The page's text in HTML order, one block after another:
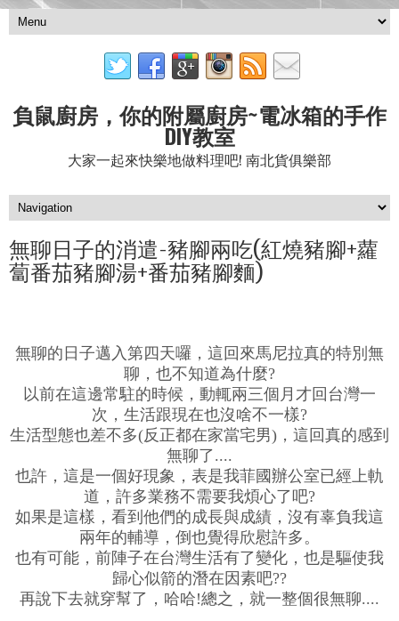
負鼠廚房，你的附屬廚房~電冰箱的手作
DIY教室
大家一起來快樂地做料理吧! 南北貨俱樂部
無聊日子的消遣-豬腳兩吃(紅燒豬腳+蘿
蔔番茄豬腳湯+番茄豬腳麵)
無聊的日子邁入第四天囉，這回來馬尼拉真的特別無
聊，也不知道為什麼?
以前在這邊常駐的時候，動輒兩三個月才回台灣一
次，生活跟現在也沒啥不一樣?
生活型態也差不多(反正都在家當宅男)，這回真的感到
無聊了....
也許，這是一個好現象，表是我菲國辦公室已經上軌
道，許多業務不需要我煩心了吧?
如果是這樣，看到他們的成長與成績，沒有辜負我這
兩年的輔導，倒也覺得欣慰許多。
也有可能，前陣子在台灣生活有了變化，也是驅使我
歸心似箭的潛在因素吧??
再說下去就穿幫了，哈哈!總之，就一整個很無聊....